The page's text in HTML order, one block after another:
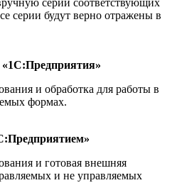
серии будут верно отражены в
«1С:Предприятия»
и обработка для работы в
формах.
и готовая внешняя
и не управляемых